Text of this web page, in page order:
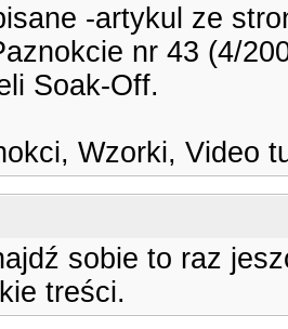
-artykul ze
nr 43 (4/
Soak-Off.
Wzorki, Video
sobie to raz
treści.